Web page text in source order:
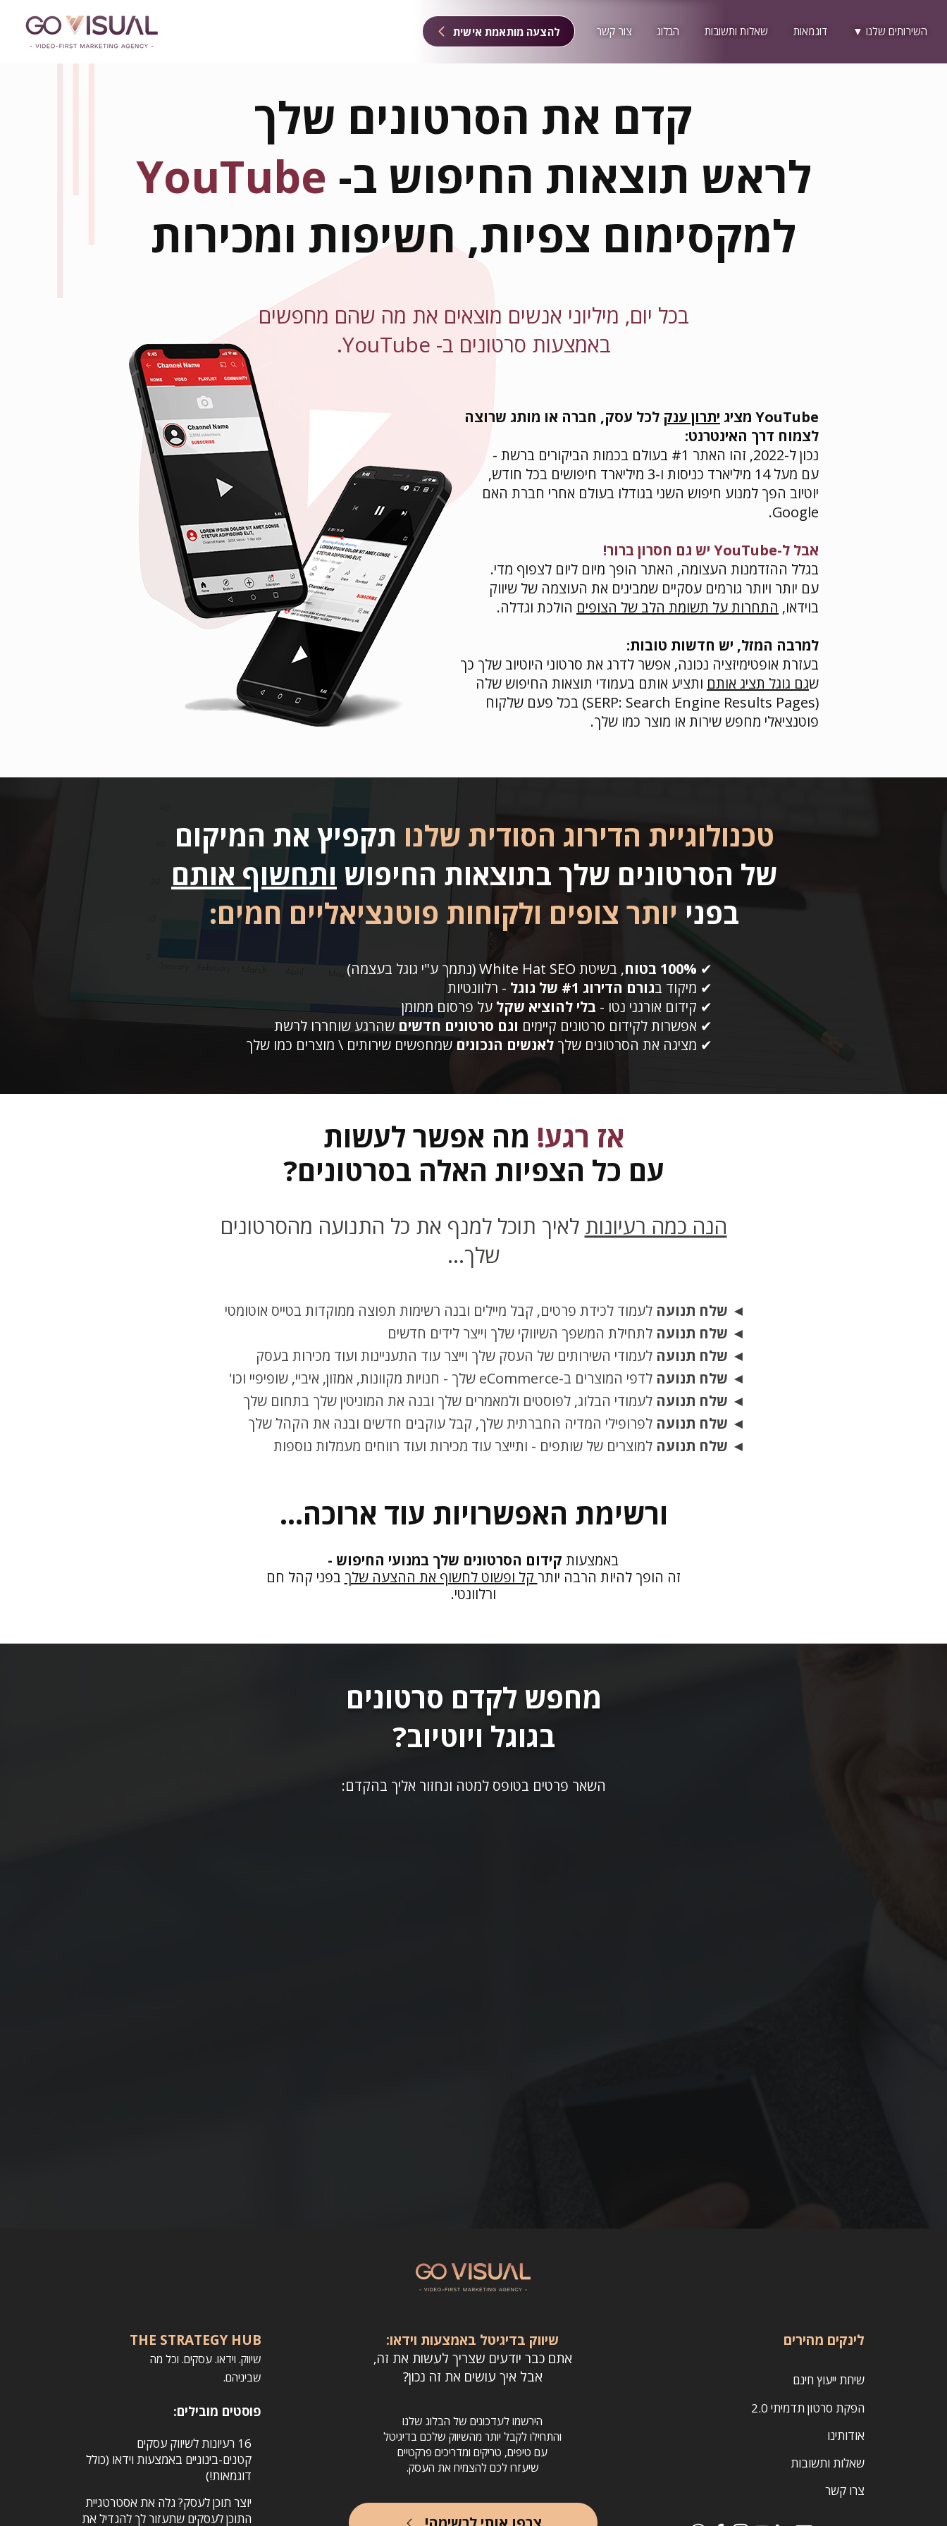
להצעה מותאמת אישית השירותים שלנו ▼ דוגמאות שאלות ותשובות הבלוג צור קשר
קדם את הסרטונים שלך
לראש תוצאות החיפוש ב- YouTube
למקסימום צפיות, חשיפות ומכירות
בכל יום, מיליוני אנשים מוצאים את מה שהם מחפשים
באמצעות סרטונים ב- YouTube.
YouTube מציג יתרון ענק לכל עסק, חברה או מותג שרוצה
לצמוח דרך האינטרנט:
נכון ל-2022, זהו האתר #1 בעולם בכמות הביקורים ברשת -
עם מעל14 מיליארד כניסות
ו-3 מיליארד חיפושים בכל חודש,
יוטיוב הפך למנוע חיפוש השני בגודלו בעולם אחרי חברת האם
Google.
אבל ל-YouTube יש גם חסרון ברור!
בגלל ההזדמנות העצומה, האתר הופך מיום ליום לצפוף מדי.
עם יותר ויותר גורמים עסקיים שמבינים את העוצמה של שיווק
בוידאו, התחרות על תשומת הלב של הצופים הולכת וגדלה.
למרבה המזל, יש חדשות טובות:
בעזרת אופטימיזציה נכונה, אפשר לדרג את סרטוני היוטיוב שלך כך
שגם גוגל תציג אותם ותציע אותם בעמודי תוצאות החיפוש שלה
(SERP: Search Engine Results Pages) בכל פעם שלקוח
פוטנציאלי מחפש שירות או מוצר כמו שלך.
טכנולוגיית הדירוג הסודית שלנו תקפיץ את המיקום
של הסרטונים שלך בתוצאות החיפוש ותחשוף אותם
בפני יותר צופים ולקוחות פוטנציאליים חמים:
✔ 100% בטוח
, בשיטת White Hat SEO (נתמך ע"י גוגל בעצמה)
✔ מיקוד בגורם הדירוג #1 של גוגל
- רלוונטיות
✔ קידום אורגני נטו - בלי להוציא שקל על פרסום ממומן
✔ אפשרות לקידום סרטונים קיימים וגם סרטונים חדשים שהרגע שוחררו לרשת
✔ מציגה את הסרטונים שלך לאנשים הנכונים שמחפשים שירותים \ מוצרים כמו שלך
אז רגע! מה אפשר לעשות
עם כל הצפיות האלה בסרטונים?
הנה כמה רעיונות לאיך תוכל למנף את כל התנועה מהסרטונים
שלך...
◄ שלח תנועה לעמוד לכידת פרטים, קבל מיילים ובנה רשימות תפוצה ממוקדות בטייס אוטומטי
◄ שלח תנועה לתחילת המשפך השיווקי שלך וייצר לידים חדשים
◄ שלח תנועה לעמודי השירותים של העסק שלך וייצר עוד התעניינות ועוד מכירות בעסק
◄ שלח תנועה לדפי המוצרים ב-eCommerce שלך - חנויות מקוונות, אמזון, איביי, שופיפיי וכו'
◄ שלח תנועה לעמודי הבלוג, לפוסטים ולמאמרים שלך ובנה את המוניטין שלך בתחום שלך
◄ שלח תנועה לפרופילי המדיה החברתית שלך, קבל עוקבים חדשים ובנה את הקהל שלך
◄ שלח תנועה למוצרים של שותפים - ותייצר עוד מכירות ועוד רווחים מעמלות נוספות
ורשימת האפשרויות עוד ארוכה...
באמצעות קידום הסרטונים שלך במנועי החיפוש -
זה הופך להיות הרבה יותר קל ופשוט לחשוף את ההצעה שלך בפני קהל חם
ורלוונטי.
מחפש לקדם סרטונים
בגוגל ויוטיוב?
השאר פרטים בטופס למטה ונחזור אליך בהקדם:
THE STRATEGY HUB
שיווק. וידאו. עסקים. וכל מה
שביניהם.
פוסטים מובילים:
16 רעיונות לשיווק עסקים
קטנים-בינוניים באמצעות וידאו (כולל
דוגמאות!)
יוצר תוכן לעסק? גלה את אסטרטגיית
התוכן לעסקים שתעזור לך להגדיל את
שיווק בדיגיטל באמצעות וידאו:
אתם כבר יודעים שצריך לעשות את זה,
אבל איך עושים את זה נכון?
הירשמו לעדכונים של הבלוג שלנו
והתחילו לקבל יותר מהשיווק שלכם בדיגיטל
עם טיפים, טריקים ומדריכים פרקטיים
שיעזרו לכם להצמיח את העסק.
לינקים מהירים
שיחת ייעוץ חינם
הפקת סרטון תדמיתי 2.0
אודותינו
שאלות ותשובות
צרו קשר